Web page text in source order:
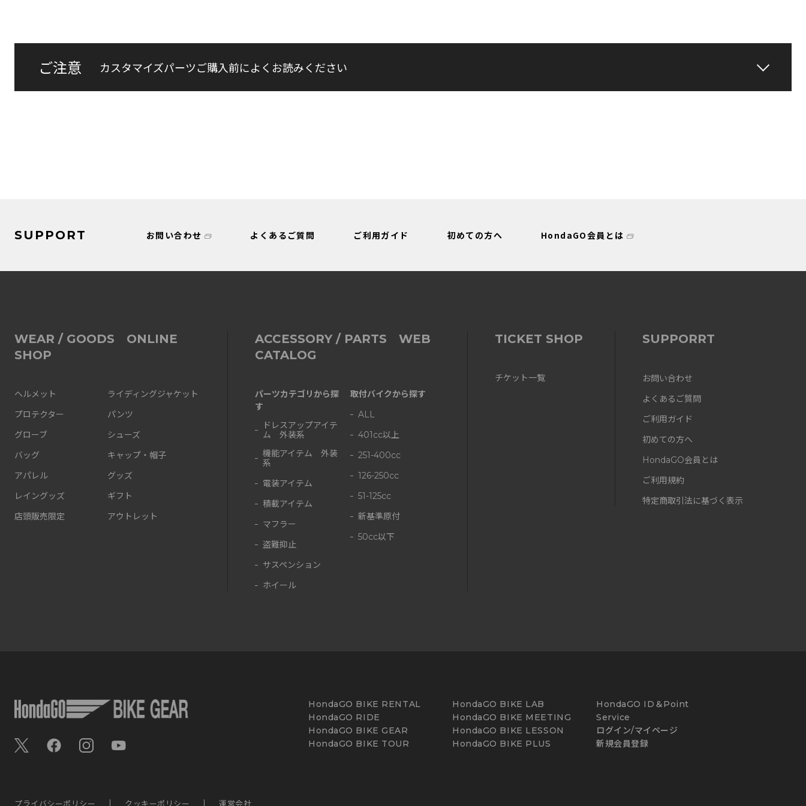
ご注意 カスタマイズパーツご購入前によくお読みください
SUPPORT お問い合わせ よくあるご質問 ご利用ガイド 初めての方へ HondaGO会員とは
WEAR / GOODS ONLINE
SHOP
ヘルメット
ライディングジャケット
プロテクター
パンツ
グローブ
シューズ
バッグ
キャップ・帽子
アパレル
グッズ
レイングッズ
ギフト
店頭販売限定
アウトレット
ACCESSORY / PARTS WEB
CATALOG
パーツカテゴリから探
す
ドレスアップアイテ
ム 外装系
機能アイテム 外装
系
電装アイテム
積載アイテム
マフラー
盗難抑止
サスペンション
ホイール
取付バイクから探す
ALL
401cc以上
251-400cc
126-250cc
51-125cc
新基準原付
50cc以下
TICKET SHOP
チケット一覧
SUPPORRT
お問い合わせ
よくあるご質問
ご利用ガイド
初めての方へ
HondaGO会員とは
ご利用規約
特定商取引法に基づく表示
HondaGO BIKE RENTAL
HondaGO RIDE
HondaGO BIKE GEAR
HondaGO BIKE TOUR
HondaGO BIKE LAB
HondaGO BIKE MEETING
HondaGO BIKE LESSON
HondaGO BIKE PLUS
HondaGO ID＆Point
Service
ログイン/マイページ
新規会員登録
プライバシーポリシー クッキーポリシー 運営会社